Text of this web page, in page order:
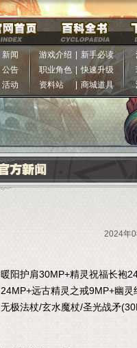
新闻
公告
活动
游戏介绍
新手必读
职业角色 | 快速升级
资料站
商城道具
2024年
暖阳护肩30MP+精灵祝福长袍
24MP+远古精灵之戒9MP+幽
无极法杖/玄水魔杖/圣光战矛